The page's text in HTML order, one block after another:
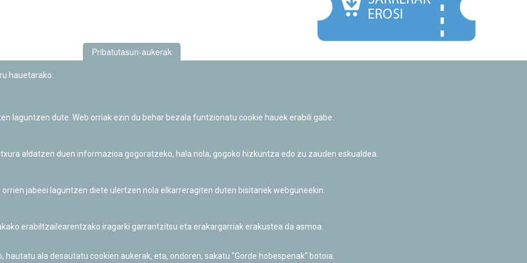
Informazio publikoa eskatzeko baimena
Pribatutasun-aukerak
hauetarako:
laguntzen dute. Web orriak ezin du behar bezala funtzionatu cookie hauek erabili gabe.
aldatzen duen informazioa gogoratzeko, hala nola, gogoko hizkuntza edo zu zauden eskualdea.
jabeei laguntzen diete ulertzen nola elkarreragiten duten bisitariek webguneekin.
erabiltzailearentzako iragarki garrantzitsu eta erakargarriak erakustea da asmoa.
ala desautatu cookien aukerak, eta, ondoren, sakatu "Gorde hobespenak" botoia.